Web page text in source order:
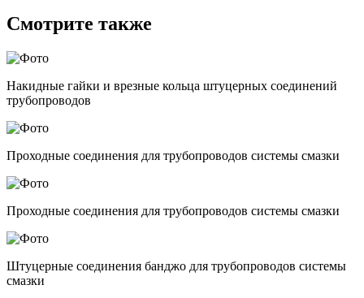
Смотрите также
Накидные гайки и врезные кольца штуцерных соединений
трубопроводов
Проходные соединения для трубопроводов системы смазки
Проходные соединения для трубопроводов системы смазки
Штуцерные соединения банджо для трубопроводов системы
смазки